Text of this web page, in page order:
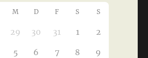
M D F S S
29 30 31 1 2
5 6 7 8 9